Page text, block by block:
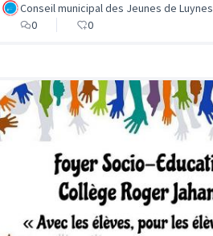
Conseil municipal des Jeunes de Luynes
0
0